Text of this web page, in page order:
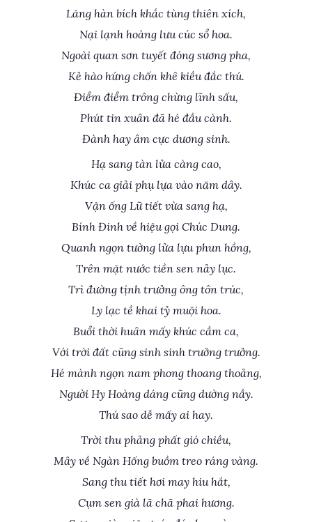
Lăng hàn bích khắc tùng thiên xích,
Nại lạnh hoàng lưu cúc sổ hoa.
Ngoài quan sơn tuyết đóng sương pha,
Kẻ hào hứng chốn khê kiều đắc thú.
Điểm điểm trông chừng lĩnh sấu,
Phút tin xuân đã hé đầu cành.
Đành hay âm cực dương sinh.
Hạ sang tàn lửa càng cao,
Khúc ca giải phụ lựa vào năm dây.
Vận ống Lữ tiết vừa sang hạ,
Bính Đinh về hiệu gọi Chúc Dung.
Quanh ngọn tường lửa lựu phun hồng,
Trên mặt nước tiền sen nảy lục.
Trì đường tịnh trưởng ông tôn trúc,
Ly lạc tề khai tỷ muội hoa.
Buổi thời huân mấy khúc cầm ca,
Với trời đất cũng sinh sinh trưởng trưởng.
Hé mành ngọn nam phong thoang thoảng,
Người Hy Hoàng dáng cũng dường nầy.
Thú sao dễ mấy ai hay.
Trời thu phảng phất gió chiều,
Mây về Ngàn Hống buồm treo ráng vàng.
Sang thu tiết hơi may hiu hắt,
Cụm sen già lã chã phai hương.